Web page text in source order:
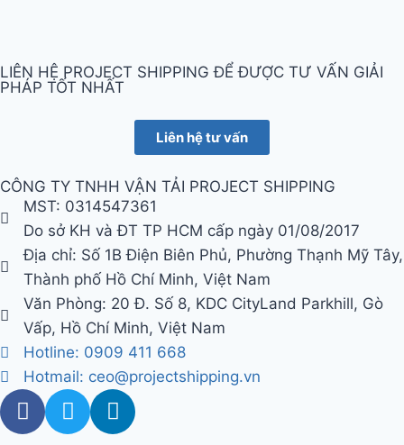
LIÊN HỆ PROJECT SHIPPING ĐỂ ĐƯỢC TƯ VẤN GIẢI
PHÁP TỐT NHẤT
Liên hệ tư vấn
CÔNG TY TNHH VẬN TẢI PROJECT SHIPPING
MST: 0314547361
Do sở KH và ĐT TP HCM cấp ngày 01/08/2017
Địa chỉ: Số 1B Điện Biên Phủ, Phường Thạnh Mỹ Tây,
Thành phố Hồ Chí Minh, Việt Nam
Văn Phòng: 20 Đ. Số 8, KDC CityLand Parkhill, Gò
Vấp, Hồ Chí Minh, Việt Nam
Hotline: 0909 411 668
Hotmail: ceo@projectshipping.vn